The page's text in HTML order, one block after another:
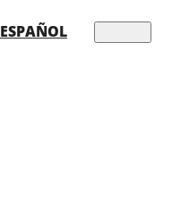
ESPAÑOL